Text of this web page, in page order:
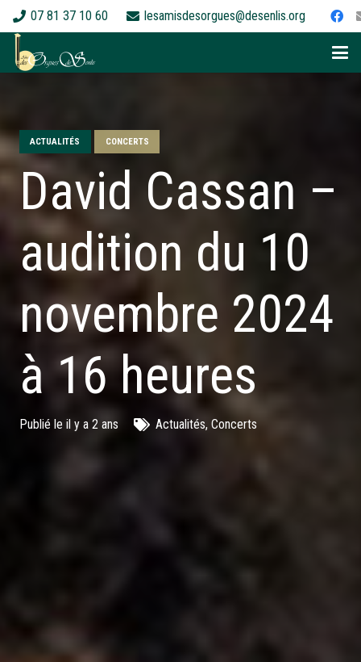
07 81 37 10 60 lesamisdesorgues@desenlis.org
ACTUALITÉS CONCERTS
David Cassan –
audition du 10
novembre 2024
à 16 heures
Publié le il y a 2 ans Actualités, Concerts